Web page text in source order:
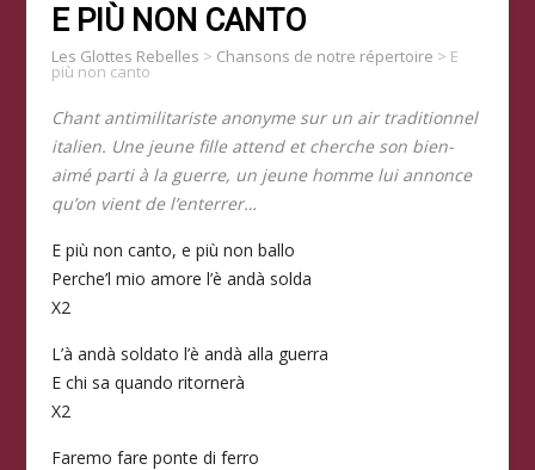
E PIÙ NON CANTO
Les Glottes Rebelles > Chansons de notre répertoire > E
più non canto
Chant antimilitariste anonyme sur un air traditionnel
italien. Une jeune fille attend et cherche son bien-
aimé parti à la guerre, un jeune homme lui annonce
qu’on vient de l’enterrer…
E più non canto, e più non ballo
Perche’l mio amore l’è andà solda
X2
L’à andà soldato l’è andà alla guerra
E chi sa quando ritornerà
X2
Faremo fare ponte di ferro